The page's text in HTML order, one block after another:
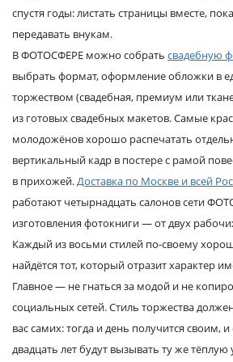
спустя годы: листать страницы вместе,
передавать внукам.
В ФОТОСФЕРЕ можно собрать свадебную
выбрать формат, оформление обложки в
торжеством (свадебная, премиум или
из готовых свадебных макетов. Самые
молодожёнов хорошо распечатать
вертикальный кадр в постере с рамой
в прихожей.Доставка по Москве и всей
работают четырнадцать салонов сети
изготовления фотокниги — от двух
Каждый из восьми стилей по-своему
найдётся тот, который отразит характер
Главное — не гнаться за модой и не
социальных сетей. Стиль торжества
вас самих: тогда и день получится своим,
двадцать лет будут вызывать ту же тёплую